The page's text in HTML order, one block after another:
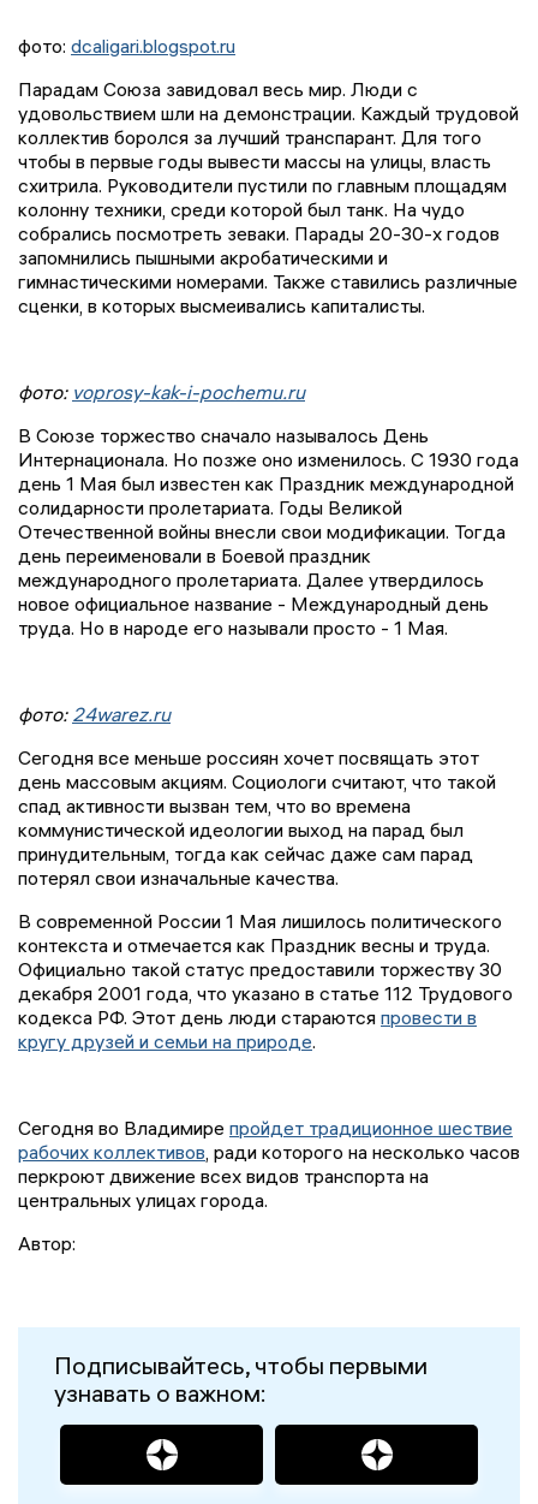
фото: dcaligari.blogspot.ru
Парадам Союза завидовал весь мир. Люди с
удовольствием шли на демонстрации. Каждый трудовой
коллектив боролся за лучший транспарант. Для того
чтобы в первые годы вывести массы на улицы, власть
схитрила. Руководители пустили по главным площадям
колонну техники, среди которой был танк. На чудо
собрались посмотреть зеваки. Парады 20-30-х годов
запомнились пышными акробатическими и
гимнастическими номерами. Также ставились различные
сценки, в которых высмеивались капиталисты.
фото: voprosy-kak-i-pochemu.ru
В Союзе торжество сначало называлось День
Интернационала. Но позже оно изменилось. С 1930 года
день 1 Мая был известен как Праздник международной
солидарности пролетариата. Годы Великой
Отечественной войны внесли свои модификации. Тогда
день переименовали в Боевой праздник
международного пролетариата. Далее утвердилось
новое официальное название - Международный день
труда. Но в народе его называли просто - 1 Мая.
фото: 24warez.ru
Сегодня все меньше россиян хочет посвящать этот
день массовым акциям. Социологи считают, что такой
спад активности вызван тем, что во времена
коммунистической идеологии выход на парад был
принудительным, тогда как сейчас даже сам парад
потерял свои изначальные качества.
В современной России 1 Мая лишилось политического
контекста и отмечается как Праздник весны и труда.
Официально такой статус предоставили торжеству 30
декабря 2001 года, что указано в статье 112 Трудового
кодекса РФ. Этот день люди стараются провести в
кругу друзей и семьи на природе.
Сегодня во Владимире пройдет традиционное шествие
рабочих коллективов, ради которого на несколько часов
перкроют движение всех видов транспорта на
центральных улицах города.
Автор:
Подписывайтесь, чтобы первыми
узнавать о важном: